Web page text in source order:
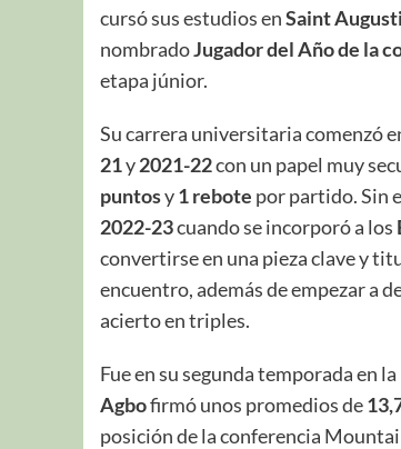
cursó sus estudios enSaint
nombradoJugador del Año de la
etapa júnior.
Su carrera universitaria comenzó
21y2021-22con un papel muy
puntosy1 rebote por partido. Sin
2022-23cuando se incorporó a los
convertirse en una pieza clave y
encuentro, además de empezar a
acierto en triples.
Fue en su segunda temporada en
Agbofirmó unos promedios de
posición de la conferencia